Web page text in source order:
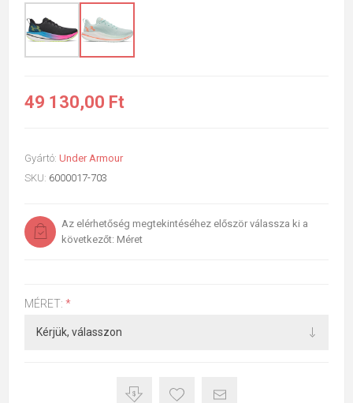
49 130,00 Ft
Gyártó: Under Armour
SKU: 6000017-703
Az elérhetőség megtekintéséhez először válassza ki a
következőt: Méret
MÉRET: *